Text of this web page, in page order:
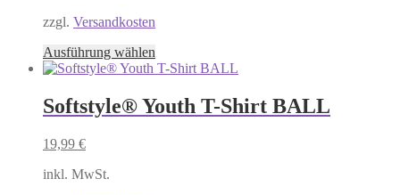
zzgl. Versandkosten
Ausführung wählen
Produkt
mehrere
Varianten
Softstyle® Youth T-Shirt BALL
19,99 €
inkl. MwSt.